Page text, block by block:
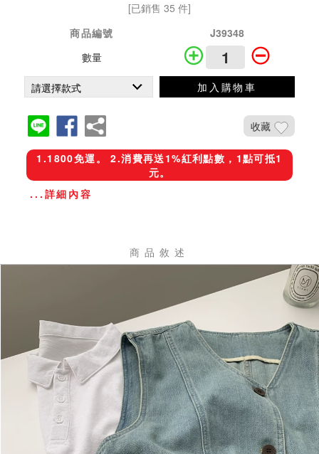
[已銷售 35 件]
商品編號
J39348
數量
加入購物車
收藏
1.1800免運。 2.消費再送1%紅利點數，1點可抵1
元。
...詳細內容
商品敘述